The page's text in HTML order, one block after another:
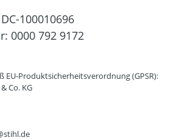
DC-100010696
0000 792 9172
EU-Produktsicherheitsverordnung (GPSR):
Co. KG